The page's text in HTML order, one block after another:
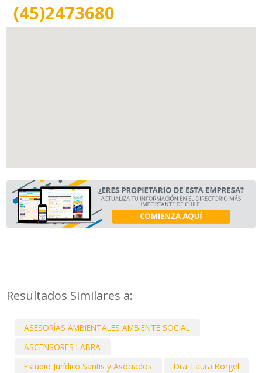
(45)2473680
Resultados Similares a:
ASESORÍAS AMBIENTALES AMBIENTE SOCIAL
ASCENSORES LABRA
Estudio Jurídico Santis y Asociados
Dra. Laura Börgel